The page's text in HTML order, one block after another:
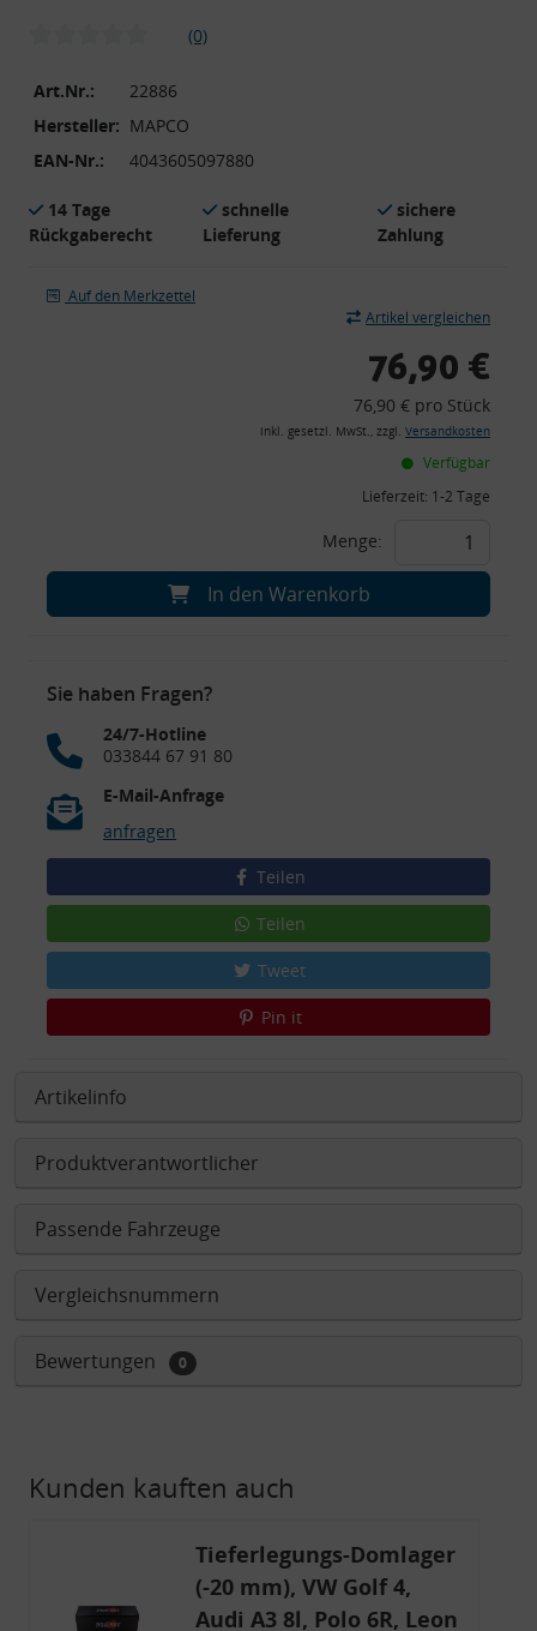
(0)
Art.Nr.:
22886
Hersteller: MAPCO
EAN-Nr.:
4043605097880
14 Tage
Rückgaberecht
schnelle
Lieferung
sichere
Zahlung
Auf den Merkzettel
Artikel vergleichen
76,90 €
76,90 € pro Stück
inkl. gesetzl. MwSt., zzgl. Versandkosten
Verfügbar
Lieferzeit: 1-2 Tage
Menge:
In den Warenkorb
Sie haben Fragen?
24/7-Hotline
033844 67 91 80
E-Mail-Anfrage
anfragen
Teilen
Teilen
Tweet
Pin it
Artikelinfo
Produktverantwortlicher
Passende Fahrzeuge
Vergleichsnummern
Bewertungen 0
Kunden kauften auch
Tieferlegungs-Domlager
(-20 mm), VW Golf 4,
Audi A3 8l, Polo 6R, Leon